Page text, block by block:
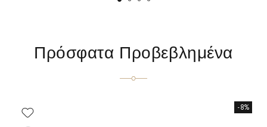
Πρόσφατα Προβεβλημένα
-8%